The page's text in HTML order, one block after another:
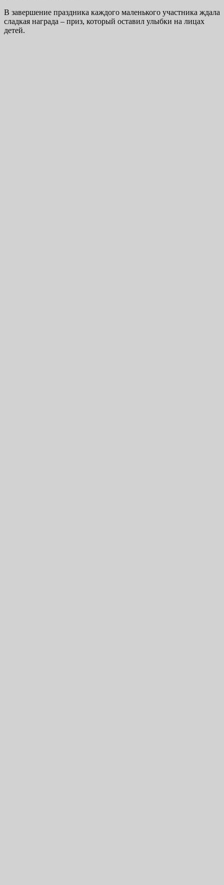
В завершение праздника каждого маленького участника ждала
сладкая награда – приз, который оставил улыбки на лицах
детей.